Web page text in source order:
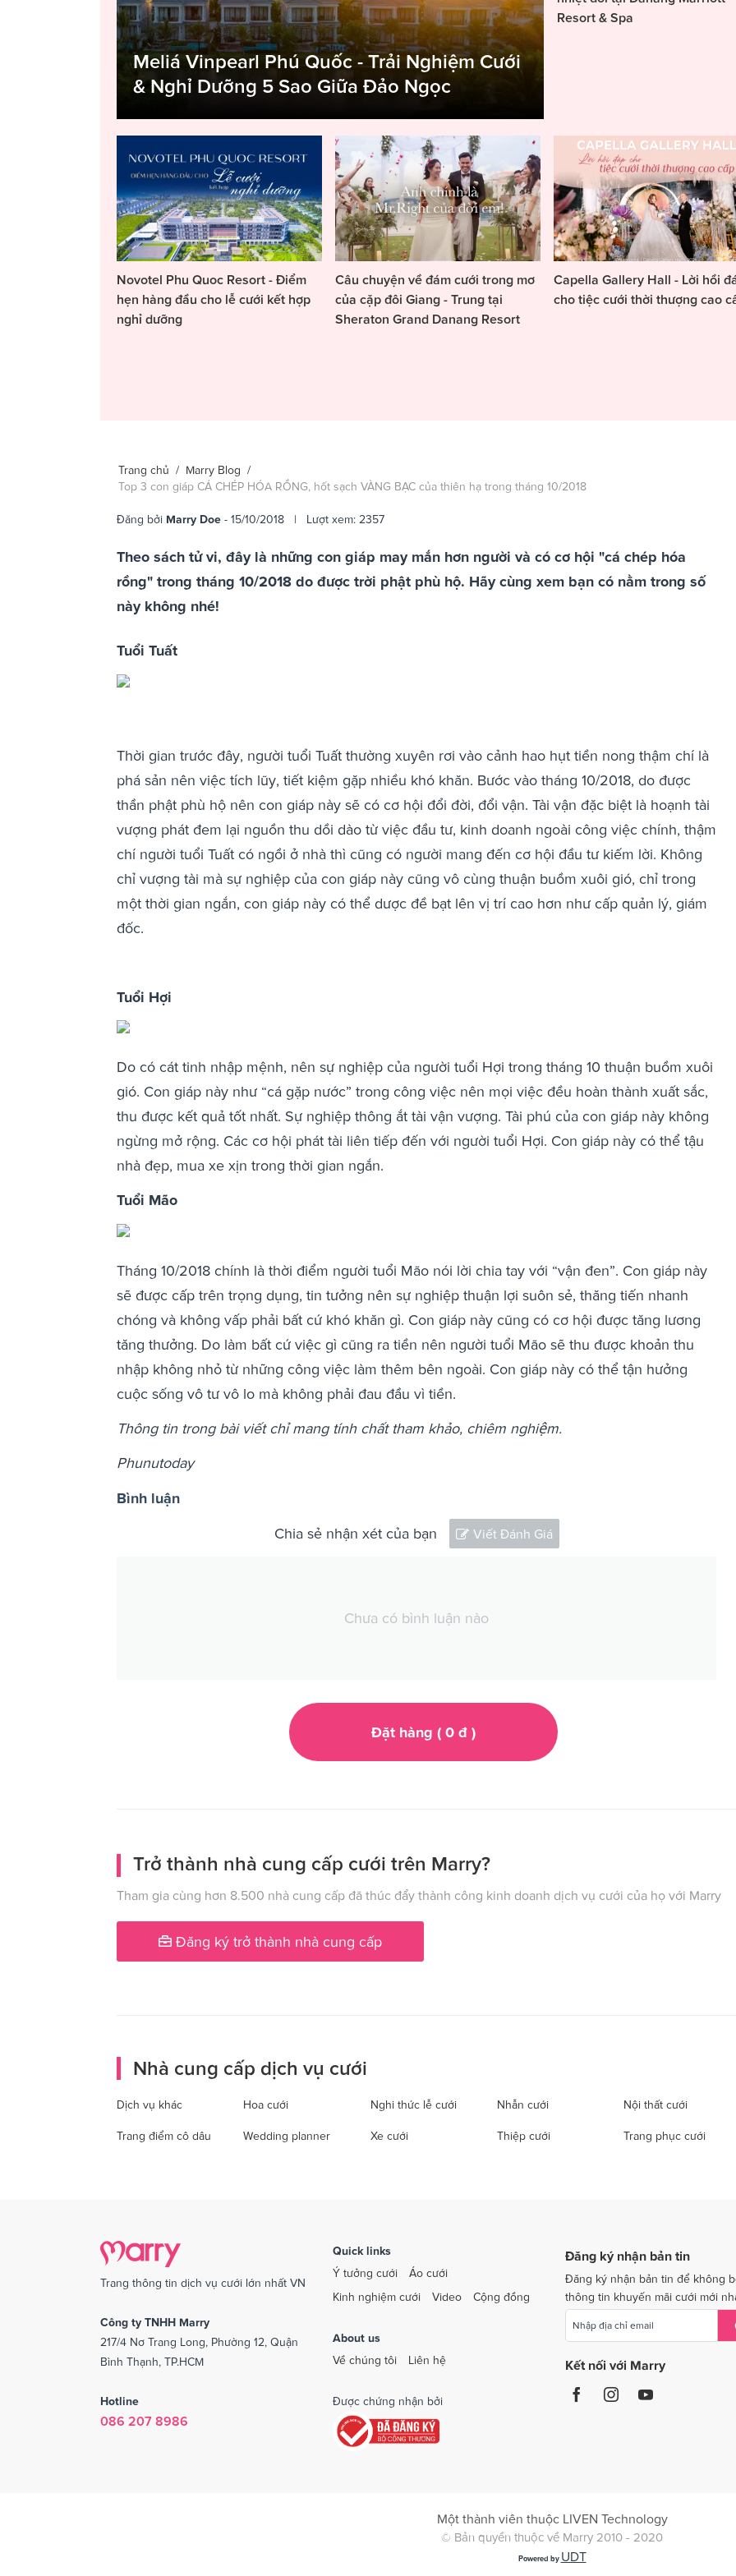
Meliá Vinpearl Phú Quốc - Trải Nghiệm Cưới
& Nghỉ Dưỡng 5 Sao Giữa Đảo Ngọc
Resort & Spa
Novotel Phu Quoc Resort - Điểm
hẹn hàng đầu cho lễ cưới kết hợp
nghỉ dưỡng
Câu chuyện về đám cưới trong mơ
của cặp đôi Giang - Trung tại
Sheraton Grand Danang Resort
Capella Gallery Hall - Lời hồi
cho tiệc cưới thời thượng cao
Trang chủ / Marry Blog /
Top 3 con giáp CÁ CHÉP HÓA RỒNG, hốt sạch VÀNG BẠC của thiên hạ trong tháng 10/2018
Đăng bởi Marry Doe - 15/10/2018 | Lượt xem: 2357
Theo sách tử vi, đây là những con giáp may mắn hơn người và có cơ hội "cá chép hóa
rồng" trong tháng 10/2018 do được trời phật phù hộ. Hãy cùng xem bạn có nằm trong số
này không nhé!
Tuổi Tuất
Thời gian trước đây, người tuổi Tuất thường xuyên rơi vào cảnh hao hụt tiền nong thậm chí là
phá sản nên việc tích lũy, tiết kiệm gặp nhiều khó khăn. Bước vào tháng 10/2018, do được
thần phật phù hộ nên con giáp này sẽ có cơ hội đổi đời, đổi vận. Tài vận đặc biệt là hoạnh tài
vượng phát đem lại nguồn thu dồi dào từ việc đầu tư, kinh doanh ngoài công việc chính, thậm
chí người tuổi Tuất có ngồi ở nhà thì cũng có người mang đến cơ hội đầu tư kiếm lời. Không
chỉ vượng tài mà sự nghiệp của con giáp này cũng vô cùng thuận buồm xuôi gió, chỉ trong
một thời gian ngắn, con giáp này có thể dược đề bạt lên vị trí cao hơn như cấp quản lý, giám
đốc.
Tuổi Hợi
Do có cát tinh nhập mệnh, nên sự nghiệp của người tuổi Hợi trong tháng 10 thuận buồm xuôi
gió. Con giáp này như “cá gặp nước” trong công việc nên mọi việc đều hoàn thành xuất sắc,
thu được kết quả tốt nhất. Sự nghiệp thông ắt tài vận vượng. Tài phú của con giáp này không
ngừng mở rộng. Các cơ hội phát tài liên tiếp đến với người tuổi Hợi. Con giáp này có thể tậu
nhà đẹp, mua xe xịn trong thời gian ngắn.
Tuổi Mão
Tháng 10/2018 chính là thời điểm người tuổi Mão nói lời chia tay với “vận đen”. Con giáp này
sẽ được cấp trên trọng dụng, tin tưởng nên sự nghiệp thuận lợi suôn sẻ, thăng tiến nhanh
chóng và không vấp phải bất cứ khó khăn gì. Con giáp này cũng có cơ hội được tăng lương
tăng thưởng. Do làm bất cứ việc gì cũng ra tiền nên người tuổi Mão sẽ thu được khoản thu
nhập không nhỏ từ những công việc làm thêm bên ngoài. Con giáp này có thể tận hưởng
cuộc sống vô tư vô lo mà không phải đau đầu vì tiền.
Thông tin trong bài viết chỉ mang tính chất tham khảo, chiêm nghiệm.
Phunutoday
Bình luận
Chia sẻ nhận xét của bạn Viết Đánh Giá
Chưa có bình luận nào
Đặt hàng ( 0đ )
Trở thành nhà cung cấp cưới trên Marry?
Tham gia cùng hơn 8.500 nhà cung cấp đã thúc đẩy thành công kinh doanh dịch vụ cưới của họ với Marry
Đăng ký trở thành nhà cung cấp
Nhà cung cấp dịch vụ cưới
Dịch vụ khác Hoa cưới Nghi thức lễ cưới Nhẫn cưới Nội thất cưới
Trang điểm cô dâu Wedding planner Xe cưới Thiệp cưới Trang phục cưới
Trang thông tin dịch vụ cưới lớn nhất VN
Công ty TNHH Marry
217/4 Nơ Trang Long, Phường 12, Quận
Bình Thạnh, TP.HCM
Hotline
086 207 8986
Quick links
Ý tưởng cưới
Áo cưới
Kinh nghiệm cưới
Video Cộng đồng
About us
Về chúng tôi
Liên hệ
Được chứng nhận bởi
Đăng ký nhận bản tin
Đăng ký nhận bản tin để không
thông tin khuyến mãi cưới mới
Kết nối với Marry
Một thành viên thuộc LIVEN Technology
© Bản quyền thuộc về Marry 2010 - 2020
Powered by UDT